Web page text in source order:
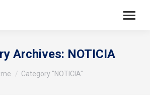
Archives: NOTICIA
are here:Category "NOTICIA"